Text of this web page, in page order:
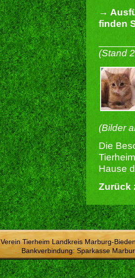
→
finden
(Stand
(Bilder
Die
Hause
Zurück
Verein Tierheim Landkreis Marburg-
Bankverbindung: Sparkasse